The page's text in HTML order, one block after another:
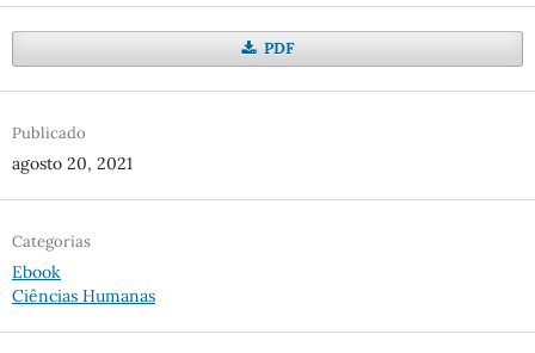
PDF
Publicado
agosto 20, 2021
Categorias
Ebook
Ciências Humanas